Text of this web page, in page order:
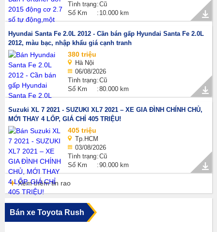
Tình trạng Cũ
Số Km
10.000 km
Hyundai Santa Fe 2.0L 2012 - Cần bán gấp Hyundai Santa Fe 2.0L
2012, màu bạc, nhập khẩu giá cạnh tranh
380 triệu
Hà Nội
06/08/2026
Tình trạng Cũ
Số Km
80.000 km
Suzuki XL 7 2021 - SUZUKI XL7 2021 – XE GIA ĐÌNH CHÍNH CHỦ,
MỚI THAY 4 LỐP, GIÁ CHỈ 405 TRIỆU!
405 triệu
Tp.HCM
03/08/2026
Tình trạng Cũ
Số Km
90.000 km
Xem thêm tin rao
Bán xe Toyota Rush